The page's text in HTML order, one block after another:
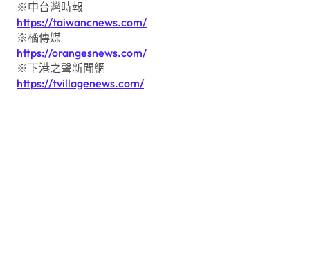
※中台灣時報
https://taiwancnews.com/
※橘傳媒
https://orangesnews.com/
※下港之聲新聞網
https://tvillagenews.com/